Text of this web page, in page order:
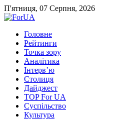
П'ятниця, 07 Серпня, 2026
Головне
Рейтинги
Точка зору
Аналітика
Інтерв’ю
Столиця
Дайджест
TOP For UA
Суспiльство
Культура